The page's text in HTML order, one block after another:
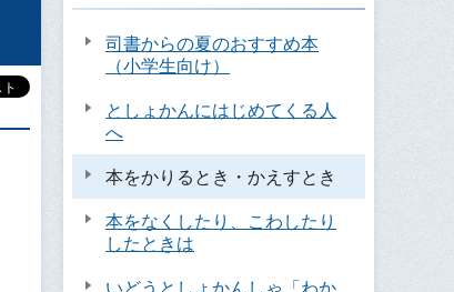
司書からの夏のおすすめ本
（小学生向け）
としょかんにはじめてくる人
へ
本をかりるとき・かえすとき
本をなくしたり、こわしたり
したときは
いどうとしょかんしゃ「わか